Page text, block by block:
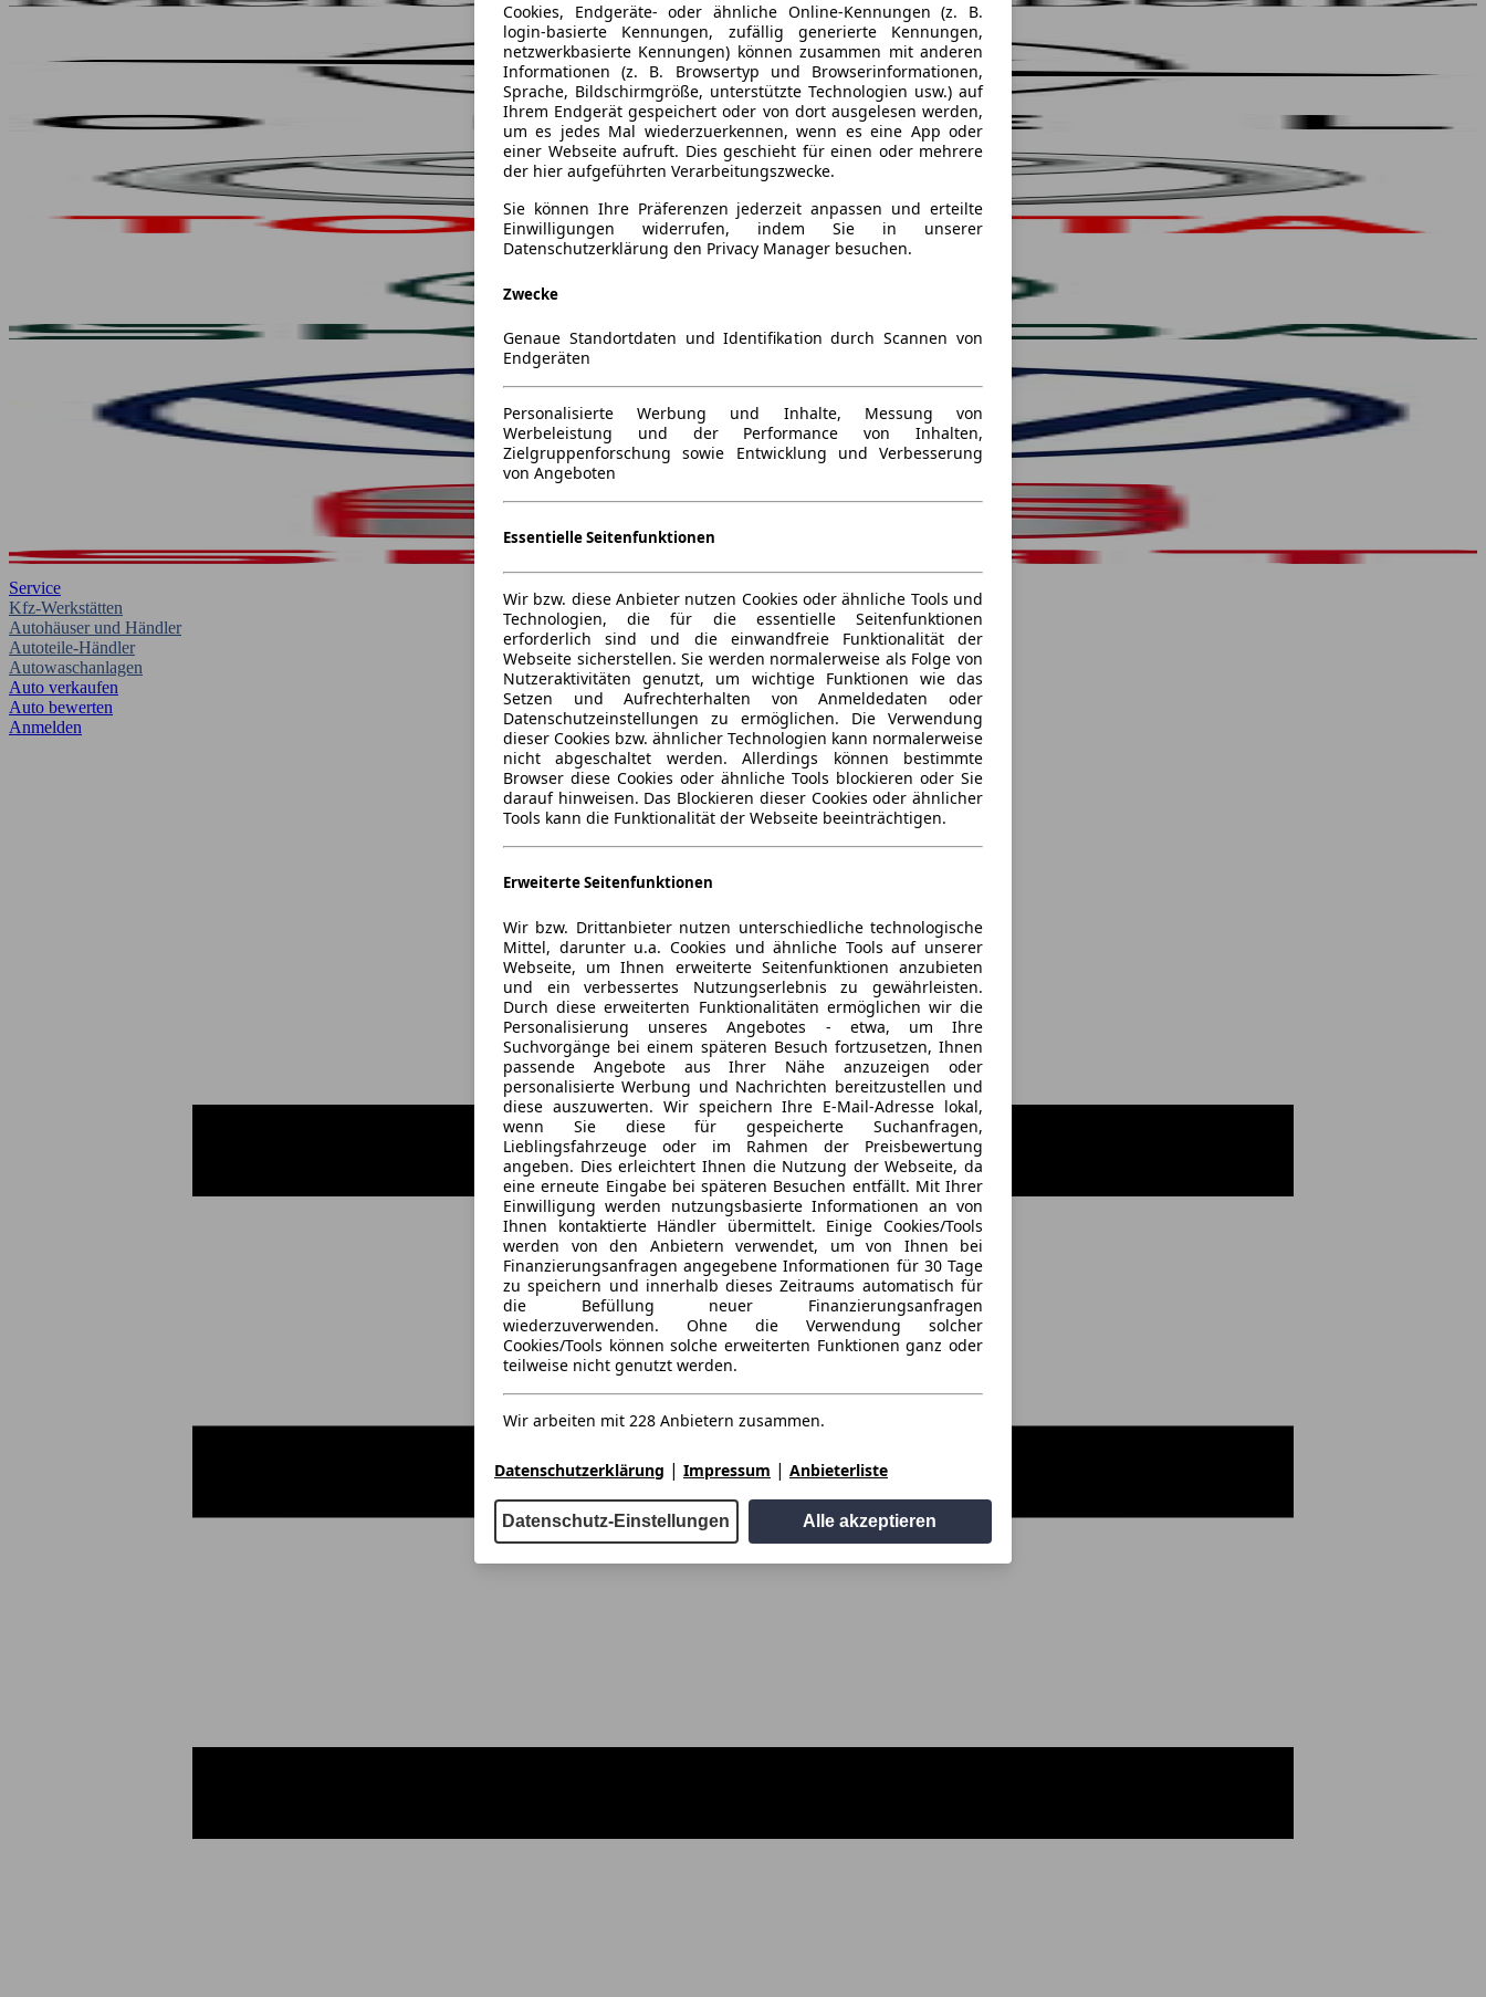
Service
Kfz-Werkstätten
Autohäuser und Händler
Autoteile-Händler
Autowaschanlagen
Auto verkaufen
Auto bewerten
Anmelden
Cookies, Endgeräte- oder ähnliche Online-Kennungen (z. B.
login-basierte Kennungen, zufällig generierte Kennungen,
netzwerkbasierte Kennungen) können zusammen mit anderen
Informationen (z. B. Browsertyp und Browserinformationen,
Sprache, Bildschirmgröße, unterstützte Technologien usw.) auf
Ihrem Endgerät gespeichert oder von dort ausgelesen werden,
um es jedes Mal wiederzuerkennen, wenn es eine App oder
einer Webseite aufruft. Dies geschieht für einen oder mehrere
der hier aufgeführten Verarbeitungszwecke.
Sie können Ihre Präferenzen jederzeit anpassen und erteilte
Einwilligungen widerrufen, indem Sie in unserer
Datenschutzerklärung den Privacy Manager besuchen.
Zwecke
Genaue Standortdaten und Identifikation durch Scannen von
Endgeräten
Personalisierte Werbung und Inhalte, Messung von
Werbeleistung und der Performance von Inhalten,
Zielgruppenforschung sowie Entwicklung und Verbesserung
von Angeboten
Essentielle Seitenfunktionen
Wir bzw. diese Anbieter nutzen Cookies oder ähnliche Tools und
Technologien, die für die essentielle Seitenfunktionen
erforderlich sind und die einwandfreie Funktionalität der
Webseite sicherstellen. Sie werden normalerweise als Folge von
Nutzeraktivitäten genutzt, um wichtige Funktionen wie das
Setzen und Aufrechterhalten von Anmeldedaten oder
Datenschutzeinstellungen zu ermöglichen. Die Verwendung
dieser Cookies bzw. ähnlicher Technologien kann normalerweise
nicht abgeschaltet werden. Allerdings können bestimmte
Browser diese Cookies oder ähnliche Tools blockieren oder Sie
darauf hinweisen. Das Blockieren dieser Cookies oder ähnlicher
Tools kann die Funktionalität der Webseite beeinträchtigen.
Erweiterte Seitenfunktionen
Wir bzw. Drittanbieter nutzen unterschiedliche technologische
Mittel, darunter u.a. Cookies und ähnliche Tools auf unserer
Webseite, um Ihnen erweiterte Seitenfunktionen anzubieten
und ein verbessertes Nutzungserlebnis zu gewährleisten.
Durch diese erweiterten Funktionalitäten ermöglichen wir die
Personalisierung unseres Angebotes - etwa, um Ihre
Suchvorgänge bei einem späteren Besuch fortzusetzen, Ihnen
passende Angebote aus Ihrer Nähe anzuzeigen oder
personalisierte Werbung und Nachrichten bereitzustellen und
diese auszuwerten. Wir speichern Ihre E-Mail-Adresse lokal,
wenn Sie diese für gespeicherte Suchanfragen,
Lieblingsfahrzeuge oder im Rahmen der Preisbewertung
angeben. Dies erleichtert Ihnen die Nutzung der Webseite, da
eine erneute Eingabe bei späteren Besuchen entfällt. Mit Ihrer
Einwilligung werden nutzungsbasierte Informationen an von
Ihnen kontaktierte Händler übermittelt. Einige Cookies/Tools
werden von den Anbietern verwendet, um von Ihnen bei
Finanzierungsanfragen angegebene Informationen für 30 Tage
zu speichern und innerhalb dieses Zeitraums automatisch für
die Befüllung neuer Finanzierungsanfragen
wiederzuverwenden. Ohne die Verwendung solcher
Cookies/Tools können solche erweiterten Funktionen ganz oder
teilweise nicht genutzt werden.
Wir arbeiten mit 228 Anbietern zusammen.
Datenschutzerklärung | Impressum | Anbieterliste
Datenschutz-Einstellungen Alle akzeptieren